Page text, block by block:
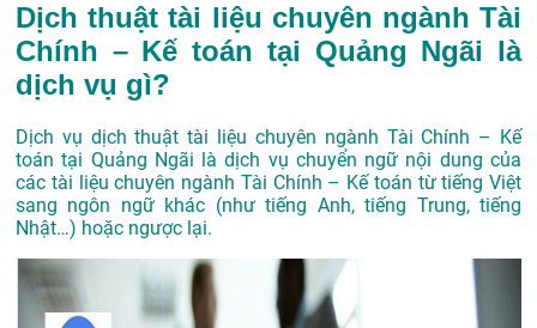
Dịch thuật tài liệu chuyên ngành Tài
Chính – Kế toán tại Quảng Ngãi là
dịch vụ gì?
Dịch vụ dịch thuật tài liệu chuyên ngành Tài Chính – Kế
toán tại Quảng Ngãi là dịch vụ chuyển ngữ nội dung của
các tài liệu chuyên ngành Tài Chính – Kế toán từ tiếng Việt
sang ngôn ngữ khác (như tiếng Anh, tiếng Trung, tiếng
Nhật…) hoặc ngược lại.